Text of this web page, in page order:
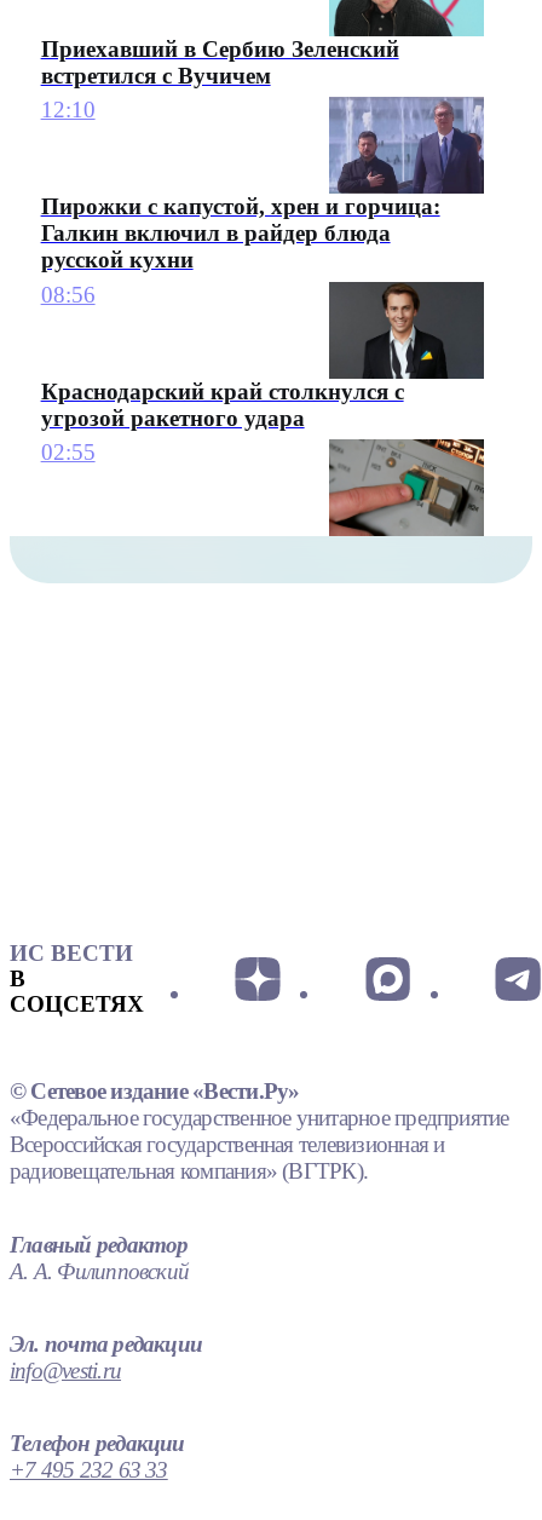
Приехавший в Сербию Зеленский
встретился с Вучичем
12:10
Пирожки с капустой, хрен и горчица:
Галкин включил в райдер блюда
русской кухни
08:56
Краснодарский край столкнулся с
угрозой ракетного удара
02:55
ИС ВЕСТИ
В
СОЦСЕТЯХ
© Сетевое издание «Вести.Ру»
«Федеральное государственное унитарное предприятие
Всероссийская государственная телевизионная и
радиовещательная компания» (ВГТРК).
Главный редактор
А. А. Филипповский
Эл. почта редакции
info@vesti.ru
Телефон редакции
+7 495 232 63 33